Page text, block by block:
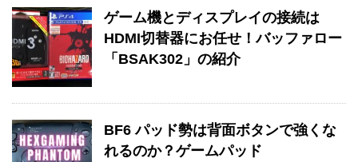
ゲーム機とディスプレイの接続は
HDMI切替器にお任せ！バッファロー
「BSAK302」の紹介
BF6 パッド勢は背面ボタンで強くな
れるのか？ゲームパッド